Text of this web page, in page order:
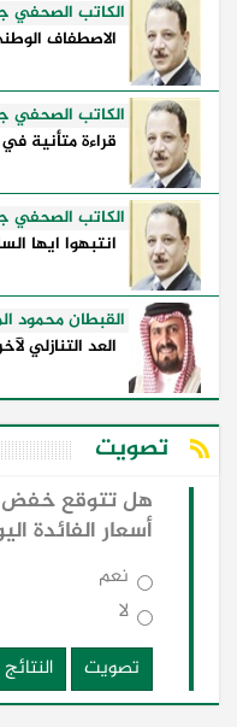
الكاتب
الاصطفاف
الكاتب
قراءة متأنية في
الكاتب
انتبهوا ايها
القبطان محمود
العد التنازلي
تصويت
هل تتوقع خفض
أسعار الفائدة
نعم
لا
تصويت
النتائج